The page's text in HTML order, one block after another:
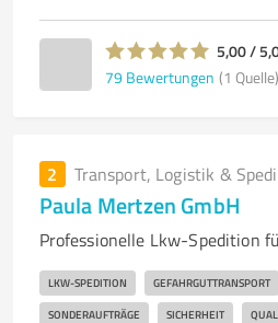
5,00 /
79 Bewertungen (1 Quelle)
2 Transport, Logistik &
Paula Mertzen GmbH
Professionelle Lkw-Spedition
LKW-SPEDITION GEFAHRGUTTRANSPORT
SONDERAUFTRÄGE SICHERHEIT